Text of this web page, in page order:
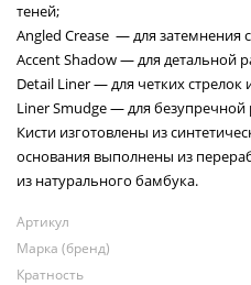
теней;
Angled Crease — для затемнения
Accent Shadow — для детальной
Detail Liner — для четких стрелок
Liner Smudge — для безупречной
Кисти изготовлены из
основания выполнены из
из натурального бамбука.
Артикул
Марка (бренд)
Кратность